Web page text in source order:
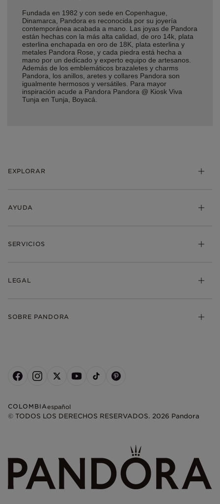
Fundada en 1982 y con sede en Copenhague,
Dinamarca, Pandora es reconocida por su joyería
contemporánea acabada a mano. Las joyas de Pandora
están hechas con la más alta calidad, de oro 14k, plata
esterlina enchapada en oro de 18K, plata esterlina y
metales Pandora Rose, y cada piedra está hecha a
mano por un dedicado y experto equipo de artesanos.
Además de los emblemáticos brazaletes y charms
Pandora, los anillos, aretes y collares Pandora son
igualmente hermosos y versátiles. Para mayor
inspiración acude a Pandora Pandora @ Kiosk Viva
Tunja en Tunja, Boyacá.
EXPLORAR
AYUDA
SERVICIOS
LEGAL
SOBRE PANDORA
COLOMBIAespañol
© TODOS LOS DERECHOS RESERVADOS. 2026 Pandora